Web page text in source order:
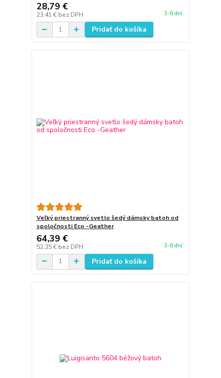
28,79 €
23,41 € bez DPH 3-6 dní
Pridať do košíka
Veľký priestranný svetlo šedý dámsky batoh od
spoločnosti Eco -Geather
64,39 €
52,35 € bez DPH 3-6 dní
Pridať do košíka